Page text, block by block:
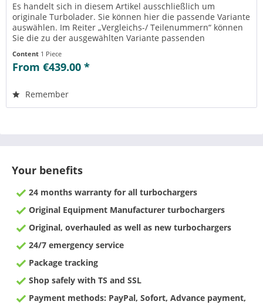
Es handelt sich in diesem Artikel ausschließlich um
originale Turbolader. Sie können hier die passende Variante
auswählen. Im Reiter „Vergleichs-/ Teilenummern“ können
Sie die zu der ausgewählten Variante passenden
Content 1 Piece
From €439.00 *
Remember
Your benefits
24 months warranty for all turbochargers
Original Equipment Manufacturer turbochargers
Original, overhauled as well as new turbochargers
24/7 emergency service
Package tracking
Shop safely with TS and SSL
Payment methods: PayPal, Sofort, Advance payment,